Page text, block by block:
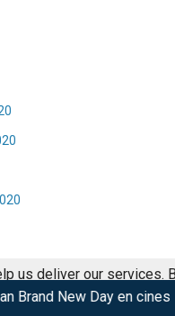
cines Las Lágrimas
us deliver our services.
agree to our use of